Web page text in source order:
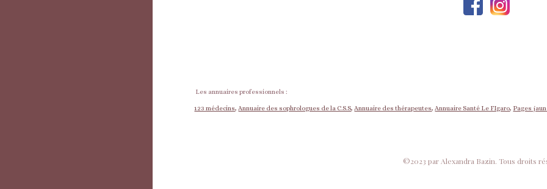
Les annuaires professionnels :
123 médecins, Annuaire des sophrologues de la C.S.S, Annuaire des thérapeutes, Annuaire Santé Le FIgaro, Pages
©2023 par Alexandra Bazin. Tous droits